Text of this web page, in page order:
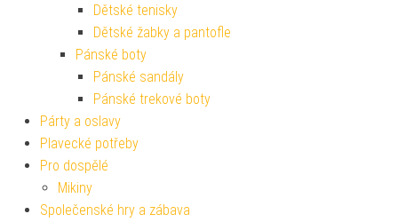
Dětské tenisky
Dětské žabky a pantofle
Pánské boty
Pánské sandály
Pánské trekové boty
Párty a oslavy
Plavecké potřeby
Pro dospělé
Mikiny
Společenské hry a zábava